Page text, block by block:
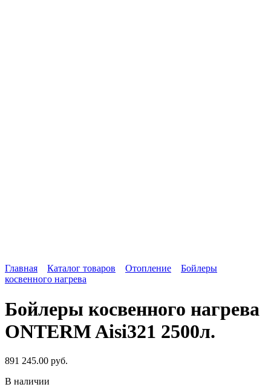
Главная Каталог товаров Отопление
Бойлеры
косвенного нагрева
Бойлеры косвенного нагрева
ONTERM Aisi321 2500л.
891 245.00 руб.
В наличии